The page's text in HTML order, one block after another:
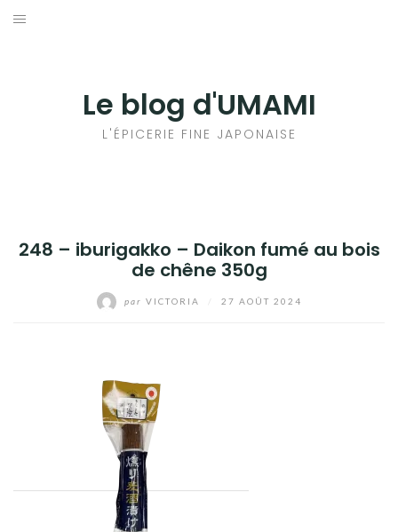
Aller
Le blog d'UMAMI
L'ÉPICERIE FINE JAPONAISE
248 – iburigakko – Daikon fumé au bois
de chêne 350g
par VICTORIA 27 AOÛT 2024